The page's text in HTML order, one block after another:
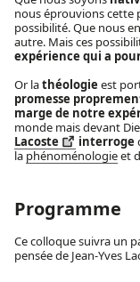
nous éprouvions cette
possibilité. Que nous
autre. Mais ces
expérience qui a
Or lathéologie est
promesse
marge de notre
monde mais devant
Lacoste
interroge
la phénoménologieet
Programme
Ce colloque suivra un
pensée de Jean-Yves